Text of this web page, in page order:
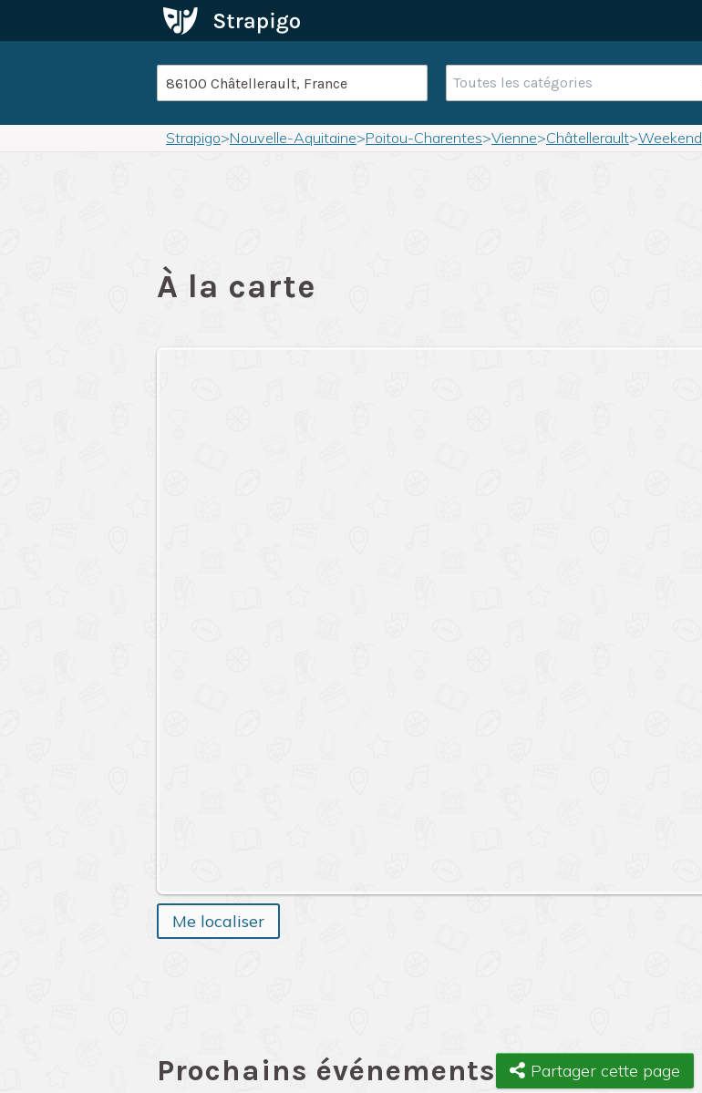
Toutes les catégories
Strapigo>Nouvelle-Aquitaine>Poitou-Charentes>Vienne>Châtellerault>Weekend
À la carte
Me localiser
Prochains événements Partager cette page